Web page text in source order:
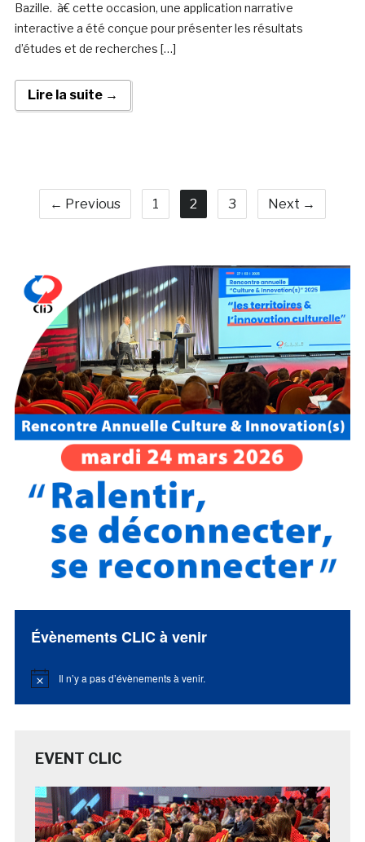
Bazille. à€ cette occasion, une application narrative
interactive a été conçue pour présenter les résultats
d’études et de recherches […]
Lire la suite →
← Previous 1 2 3 Next →
Évènements CLIC à venir
Notice Il n’y a pas d’évènements à venir.
EVENT CLIC